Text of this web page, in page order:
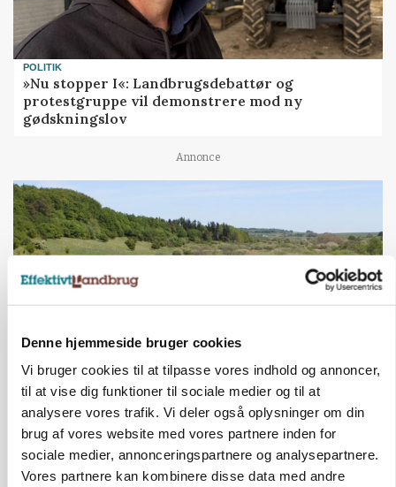
Denne hjemmeside bruger cookies
Vi bruger cookies til at tilpasse vores indhold og annoncer,
til at vise dig funktioner til sociale medier og til at
analysere vores trafik. Vi deler også oplysninger om din
brug af vores website med vores partnere inden for
sociale medier, annonceringspartnere og analysepartnere.
Vores partnere kan kombinere disse data med andre
POLITIK
»Nu stopper I«: Landbrugsdebattør og
protestgruppe vil demonstrere mod ny
gødskningslov
Annonce
KVÆG
Snart kan man søge tilskud til naturprojekter
Annonce